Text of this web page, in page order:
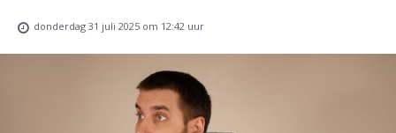
donderdag 31 juli 2025 om 12:42 uur